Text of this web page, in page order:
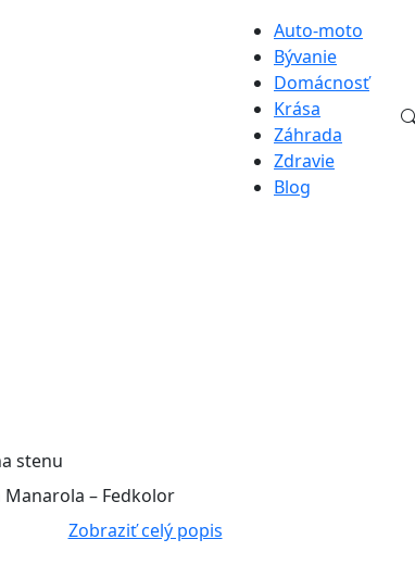
Auto-moto
Bývanie
Domácnosť
Krása
Záhrada
Zdravie
Blog
stenu
Manarola – Fedkolor
Zobraziť celý popis